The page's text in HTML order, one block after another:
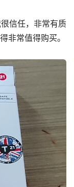
信任，非常有质
非常值得购买。